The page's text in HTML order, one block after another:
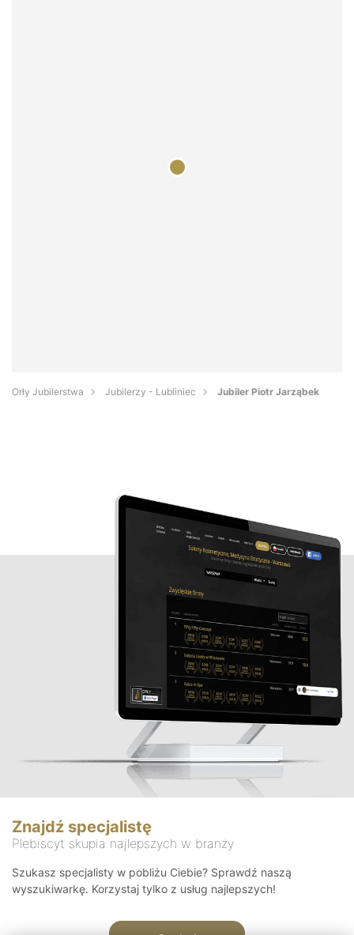
Orły Jubilerstwa Jubilerzy - Lubliniec Jubiler Piotr Jarząbek
Znajdź specjalistę
Plebiscyt skupia najlepszych w branży
Szukasz specjalisty w pobliżu Ciebie? Sprawdź naszą
wyszukiwarkę. Korzystaj tylko z usług najlepszych!